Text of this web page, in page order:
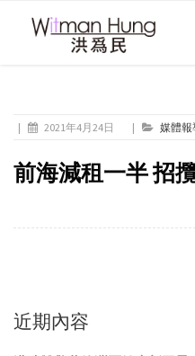
| 2021年4月24日 | 媒體報
前海減租一半 招
近期內容